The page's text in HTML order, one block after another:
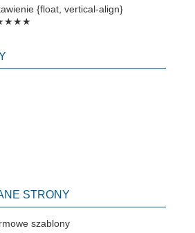
{float, vertical-align}
STRONY
szablony